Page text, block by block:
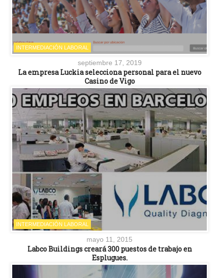
INTERMEDIACIÓN LABORAL
septiembre 17, 2019
La empresa Luckia selecciona personal para el nuevo
Casino de Vigo
INTERMEDIACIÓN LABORAL
mayo 11, 2015
Labco Buildings creará 300 puestos de trabajo en
Esplugues.